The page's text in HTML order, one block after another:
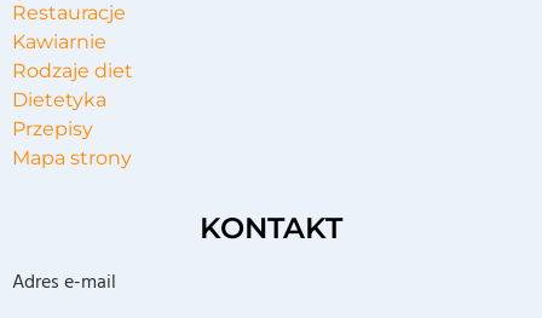
Restauracje
Kawiarnie
Rodzaje diet
Dietetyka
Przepisy
Mapa strony
KONTAKT
Adres e-mail